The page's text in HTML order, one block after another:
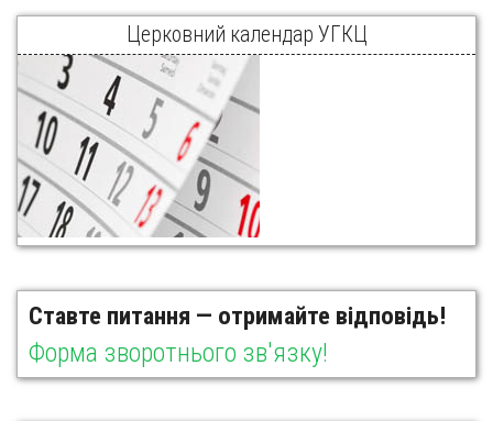
Церковний календар УГКЦ
Ставте питання — отримайте відповідь!
Форма зворотнього зв'язку!